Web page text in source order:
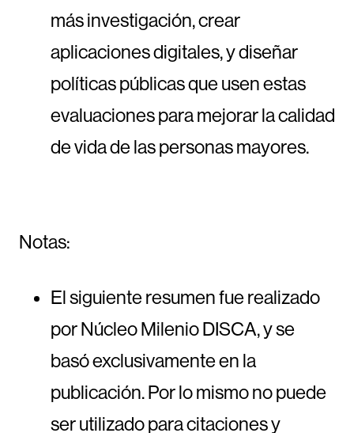
más investigación, crear
aplicaciones digitales, y diseñar
políticas públicas que usen estas
evaluaciones para mejorar la calidad
de vida de las personas mayores.
Notas:
El siguiente resumen fue realizado
por Núcleo Milenio DISCA, y se
basó exclusivamente en la
publicación. Por lo mismo no puede
ser utilizado para citaciones y